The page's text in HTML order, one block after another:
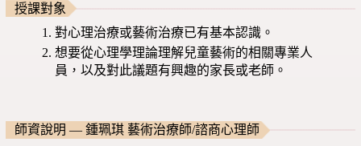
授課對象
對心理治療或藝術治療已有基本認識。
想要從心理學理論理解兒童藝術的相關專業人
員，以及對此議題有興趣的家長或老師。
師資說明 — 鍾珮琪 藝術治療師/諮商心理師